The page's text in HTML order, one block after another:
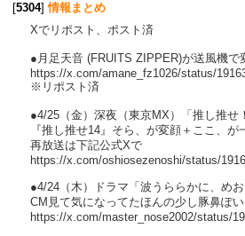
[5304]情報まとめ
Xでリポスト、ポスト済
●月足天音 (FRUITS ZIPPER)が送風機で
https://x.com/amane_fz1026/status/
※リポスト済
●4/25（金）深夜（東京MX）「推し推せ
『推し推せ14』そら、が変顔＋ここ、が
再放送は下記公式Xで
https://x.com/oshiosezenoshi/status/
●4/24（木）ドラマ「波うららかに、め
CM見て気になってたほんの少し豚鼻ぽ
https://x.com/master_nose2002/status/